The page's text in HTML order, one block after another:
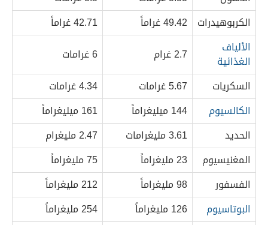
الكربوهيدرات
49.42 غراماً
42.71 غراماً
الألياف
الغذائية 2.7 غرام
6 غرامات
السكريات
5.67 غرامات
4.34 غرامات
الكالسيوم
144 ميليغراماً
161 ميليغراماً
الحديد
3.61 مليغرامات
2.47 مليغرام
المغنيسيوم
23 مليغراماً
75 مليغراماً
الفسفور
98 مليغراماً
212 مليغراماً
البوتاسيوم
126 مليغراماً
254 مليغراماً